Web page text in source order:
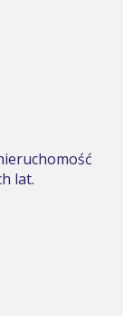
lat.